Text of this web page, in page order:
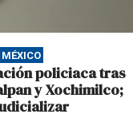
MÉXICO
policiaca tras
y Xochimilco;